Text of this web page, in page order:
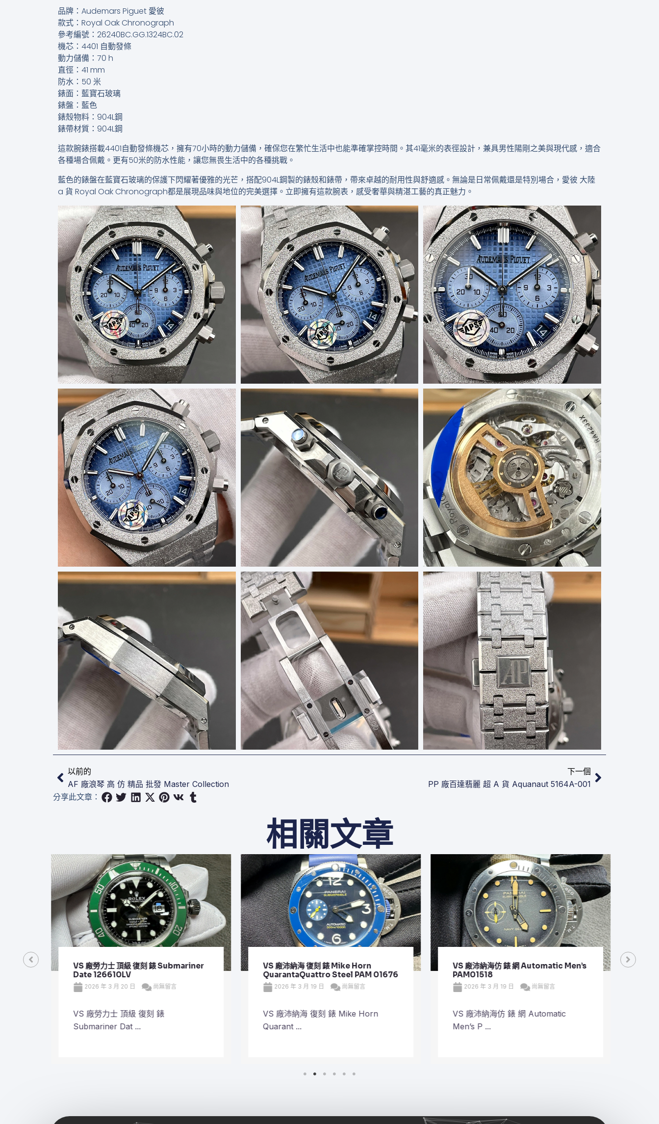
品牌：Audemars Piguet 愛彼
款式：Royal Oak Chronograph
參考編號：26240BC.GG.1324BC.02
機芯：4401 自動發條
動力儲備：70 h
直徑：41 mm
防水：50 米
錶面：藍寶石玻璃
錶盤：藍色
錶殼物料：904L鋼
錶帶材質：904L鋼
這款腕錶搭載4401自動發條機芯，擁有70小時的動力儲備，確保您在繁忙生活中也能準確掌控時間。其41毫米的表徑設計，兼具男性陽剛之美與現代感，適合
各種場合佩戴。更有50米的防水性能，讓您無畏生活中的各種挑戰。
藍色的錶盤在藍寶石玻璃的保護下閃耀著優雅的光芒，搭配904L鋼製的錶殼和錶帶，帶來卓越的耐用性與舒適感。無論是日常佩戴還是特別場合，愛彼 大陸
a 貨 Royal Oak Chronograph都是展現品味與地位的完美選擇。立即擁有這款腕表，感受奢華與精湛工藝的真正魅力。
上一頁
以前的
AF 廠浪琴 高 仿 精品 批發 Master Collection
下一個
PP 廠百達翡麗 超 A 貨 Aquanaut 5164A-001
下一篇
分享此文章：
相關文章
VS 廠勞力士 頂級 復刻 錶 Submariner
Date 126610LV
2026 年 3 月 20 日 尚無留言
VS 廠勞力士 頂級 復刻 錶
Submariner Dat ...
VS 廠沛納海 復刻 錶 Mike Horn
QuarantaQuattro Steel PAM 01676
2026 年 3 月 19 日 尚無留言
VS 廠沛納海 復刻 錶 Mike Horn
Quarant ...
VS 廠沛納海仿 錶 網 Automatic Men’s
PAM01518
2026 年 3 月 19 日 尚無留言
VS 廠沛納海仿 錶 網 Automatic
Men’s P ...